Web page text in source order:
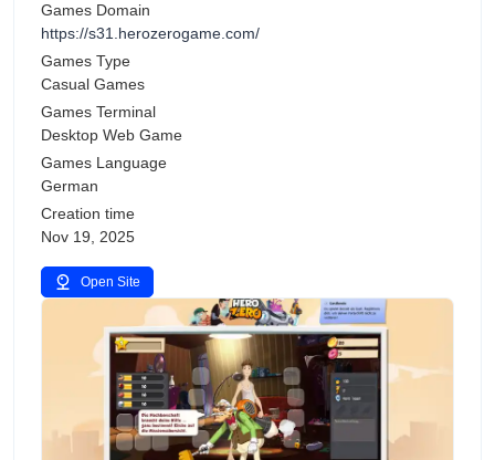
Games Domain
https://s31.herozerogame.com/
Games Type
Casual Games
Games Terminal
Desktop Web Game
Games Language
German
Creation time
Nov 19, 2025
Open Site